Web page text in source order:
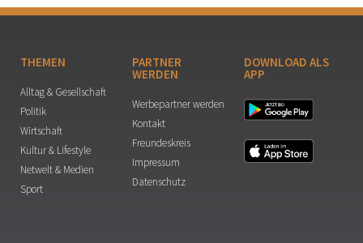
THEMEN
Alltag & Gesellschaft
Politik
Wirtschaft
Kultur & Lifestyle
Netwelt & Medien
Sport
PARTNER
WERDEN
Werbepartner werden
Kontakt
Freundeskreis
Impressum
Datenschutz
DOWNLOAD ALS
APP